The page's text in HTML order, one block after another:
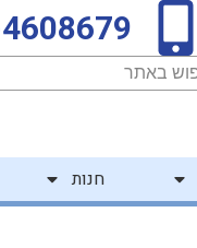
חנות